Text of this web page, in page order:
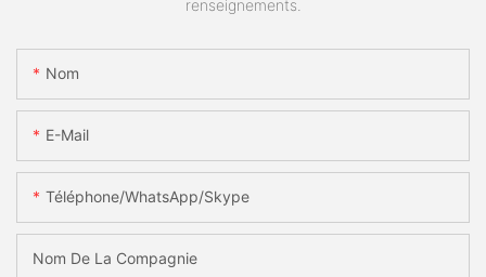
renseignements.
Nom
E-Mail
Téléphone/WhatsApp/Skype
Nom De La Compagnie